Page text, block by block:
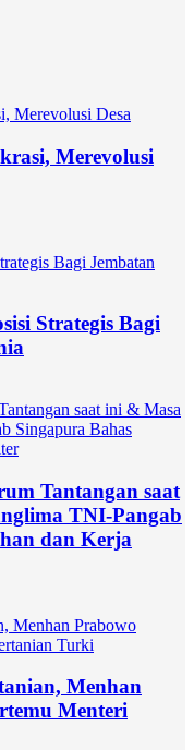
Merevolusi
Strategis Bagi
Tantangan saat
TNI-Pangab
dan Kerja
Menhan
Menteri